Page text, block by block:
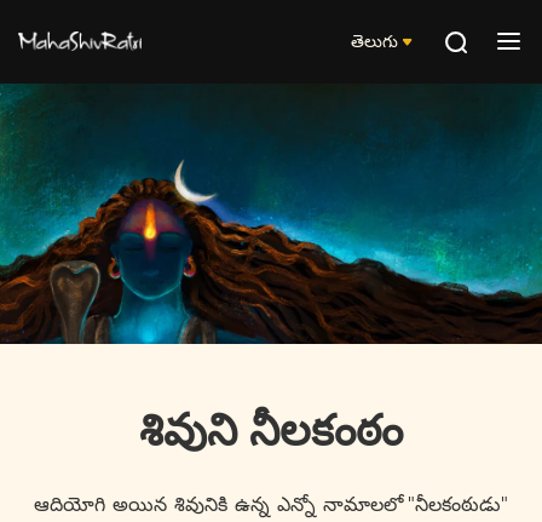
తెలుగు
శివుని నీలకంఠం
ఆదియోగి అయిన శివునికి ఉన్న ఎన్నో నామాలలో "నీలకంఠుడు"